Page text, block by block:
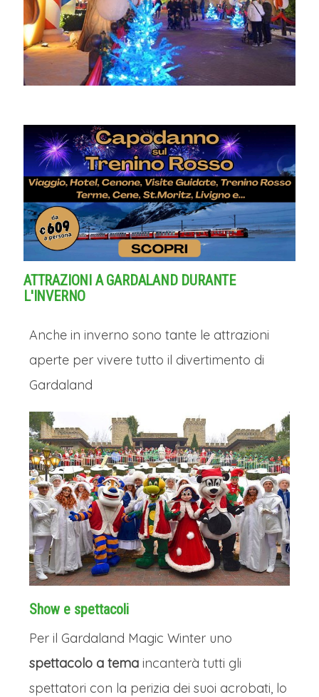
ATTRAZIONI A GARDALAND DURANTE
L'INVERNO
Anche in inverno sono tante le attrazioni
aperte per vivere tutto il divertimento di
Gardaland
Show e spettacoli
Per il Gardaland Magic Winter uno
spettacolo a tema incanterà tutti gli
spettatori con la perizia dei suoi acrobati, lo